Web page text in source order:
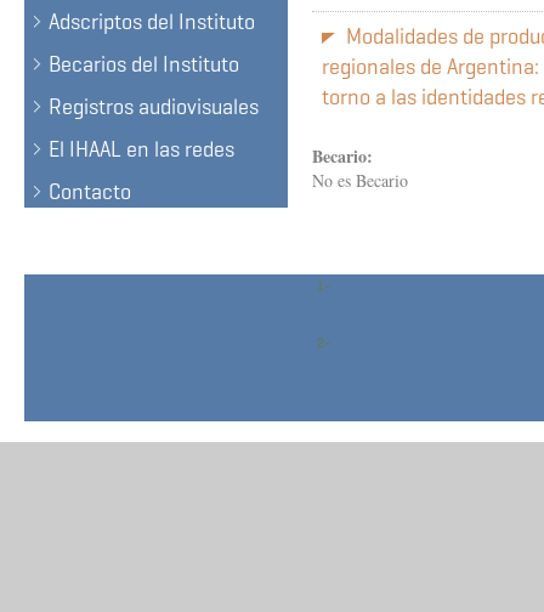
Adscriptos del Instituto
Becarios del Instituto
Registros audiovisuales
El IHAAL en las redes
Contacto
Modalidades de
regionales de
torno a las identidades
Becario:
No es Becario